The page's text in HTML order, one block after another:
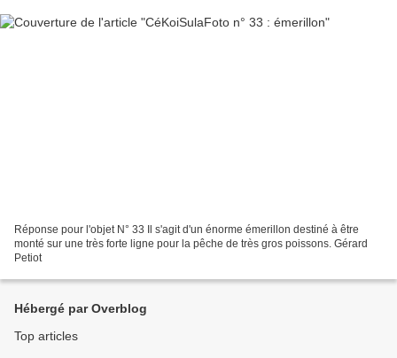
Réponse pour l'objet N° 33 Il s'agit d'un énorme émerillon destiné à être
monté sur une très forte ligne pour la pêche de très gros poissons. Gérard
Petiot
Hébergé par Overblog
Top articles